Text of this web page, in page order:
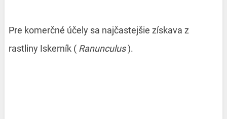
Pre komerčné účely sa najčastejšie získava z
rastliny Iskerník ( Ranunculus).